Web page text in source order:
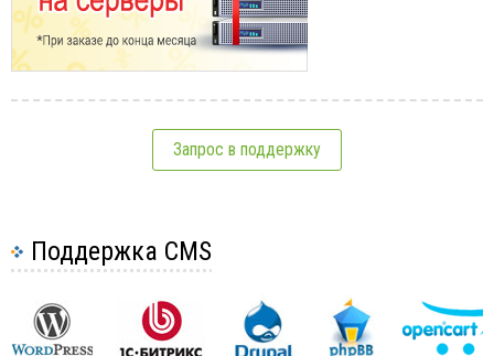
Запрос в поддержку
Поддержка CMS